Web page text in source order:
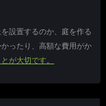
設置するのか、庭を作る
ったり、高額な費用がか
が大切です。